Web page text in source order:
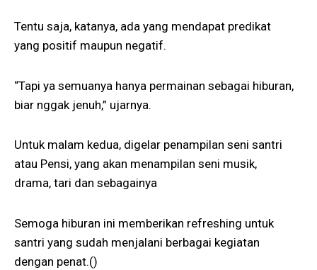
Tentu saja, katanya, ada yang mendapat predikat
yang positif maupun negatif.
“Tapi ya semuanya hanya permainan sebagai hiburan,
biar nggak jenuh,” ujarnya.
Untuk malam kedua, digelar penampilan seni santri
atau Pensi, yang akan menampilan seni musik,
drama, tari dan sebagainya
Semoga hiburan ini memberikan refreshing untuk
santri yang sudah menjalani berbagai kegiatan
dengan penat.()